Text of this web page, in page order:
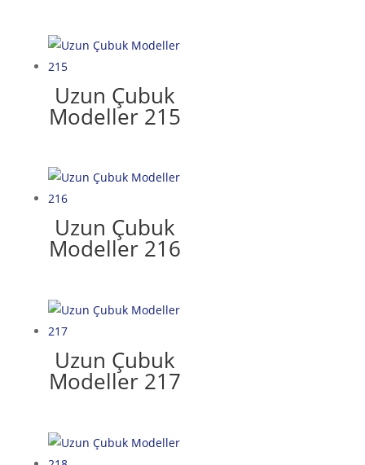
Uzun Çubuk
Modeller 215
Uzun Çubuk
Modeller 216
Uzun Çubuk
Modeller 217